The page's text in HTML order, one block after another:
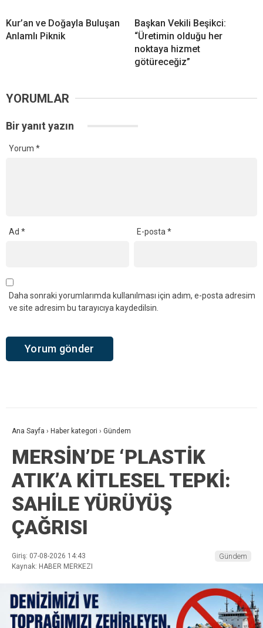
Kur’an ve Doğayla Buluşan
Anlamlı Piknik
Başkan Vekili Beşikci:
“Üretimin olduğu her
noktaya hizmet
götüreceğiz”
YORUMLAR
Bir yanıt yazın
Yorum *
Ad * E-posta*
Daha sonraki yorumlarımda kullanılması için adım, e-posta adresim
ve site adresim bu tarayıcıya kaydedilsin.
Ana Sayfa › Haber kategori › Gündem
MERSİN’DE ‘PLASTİK
ATIK’A KİTLESEL TEPKİ:
SAHİLE YÜRÜYÜŞ
ÇAĞRISI
Giriş: 07-08-2026 14:43
Kaynak: HABER MERKEZI
Gündem